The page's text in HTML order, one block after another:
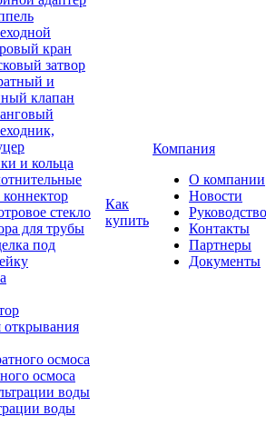
кран
затвор
и
клапан
и кольца
коннектор
стекло
для трубы
под
осмоса
воды
Как
купить
Компания
О компании
Новости
Руководство
Контакты
Партнеры
Документы